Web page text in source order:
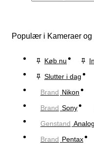
Populær i Kameraer og
Køb nu
Slutter i dag
Brand Nikon
Brand Sony
Genstand
Brand Pentax